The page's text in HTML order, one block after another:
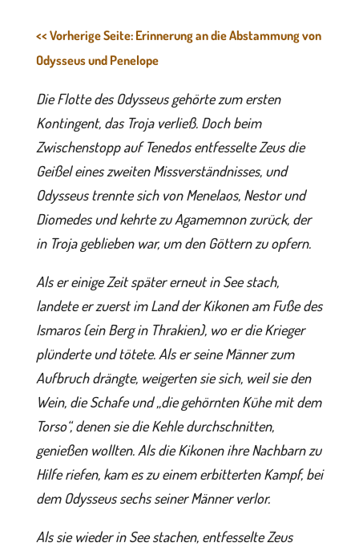
<< Vorherige Seite: Erinnerung an die Abstammung von
Odysseus und Penelope
Die Flotte des Odysseus gehörte zum ersten
Kontingent, das Troja verließ. Doch beim
Zwischenstopp auf Tenedos entfesselte Zeus die
Geißel eines zweiten Missverständnisses, und
Odysseus trennte sich von Menelaos, Nestor und
Diomedes und kehrte zu Agamemnon zurück, der
in Troja geblieben war, um den Göttern zu opfern.
Als er einige Zeit später erneut in See stach,
landete er zuerst im Land der Kikonen am Fuße des
Ismaros (ein Berg in Thrakien), wo er die Krieger
plünderte und tötete. Als er seine Männer zum
Aufbruch drängte, weigerten sie sich, weil sie den
Wein, die Schafe und „die gehörnten Kühe mit dem
Torso“, denen sie die Kehle durchschnitten,
genießen wollten. Als die Kikonen ihre Nachbarn zu
Hilfe riefen, kam es zu einem erbitterten Kampf, bei
dem Odysseus sechs seiner Männer verlor.
Als sie wieder in See stachen, entfesselte Zeus